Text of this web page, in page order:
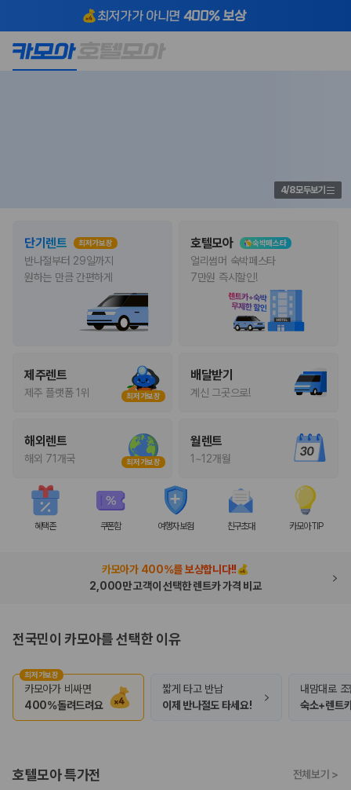
제주렌트카 가격비교 1위 카모아 | 실
시간 최저가 비교 예약
제주렌트카 가격비교는 카모아에서 한 번에
제주도 렌트카는 업체마다 차량 가격, 보험 조건, 면책금, 보상 한도, 인수
도록 돕습니다.
업체별 가격비교:
제주 렌트카 업체별 실시간 예약 가능 차량과 요금
인원에 맞는 차종별 가격을 비교합니다.
보험 조건 비교:
일반자차, 완전자차, 슈퍼자차의 면책금과 보상 한
제주공항 인수 조건 비교:
셔틀 이동, 인수 위치, 반납 편의성을 함께
확인합니다.
실시간 예약:
비교 후 원하는 차량을 바로 예약할 수 있습니다.
제주 렌트카를 찾을 때 꼭 비교해야 하는 기준
제주렌트카 최저가는 차량 기본요금만으로 판단하기 어렵습니다. 보험 포
로 저렴한 차량을 고를 수 있습니다.
2. 보험 조건은 가격만큼 중요합니다
수준을 선택할 수 있습니다.
렌트카 앱다운로드 압도적 1위
제주·내륙·해외 렌트카
4/8모두보기
단기렌트 최저가보장
반나절부터 29일까지
원하는 만큼 간편하게
호텔모아 숙박페스타
얼리썸머 숙박페스타
7만원 즉시할인!
제주렌트
제주 플랫폼 1위 최저가보장
배달받기
계신 그곳으로!
해외렌트
해외 71개국 최저가보장
월렌트
1~12개월
혜택존 쿠폰함 여행자 보험 친구초대 카모아 TIP
카모아가 400%를 보상합니다!!
2,000만 고객이 선택한 렌트카 가격 비교
전국민이 카모아를 선택한 이유
최저가보장
카모아가 비싸면
400%돌려드려요
짧게 타고 반납
이제 반나절도 타세요!
내맘대로
숙소+렌트
호텔모아 특가전 전체보기 >